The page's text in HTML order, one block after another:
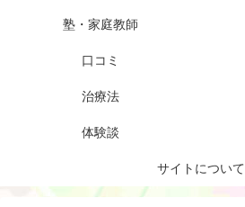
塾・家庭教師
口コミ
治療法
体験談
サイトについて